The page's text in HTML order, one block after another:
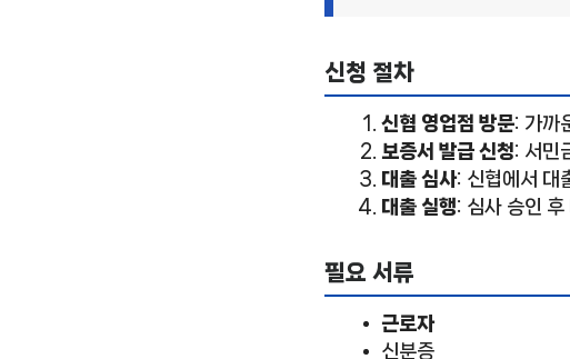
신청 절차
신협 영업점 방문: 가까
보증서 발급 신청: 서민
대출 심사: 신협에서 대
대출 실행: 심사 승인
필요 서류
근로자
신분증